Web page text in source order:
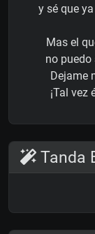
y sé que
Mas el
no puedo
Dejame
¡Tal vez
Tanda